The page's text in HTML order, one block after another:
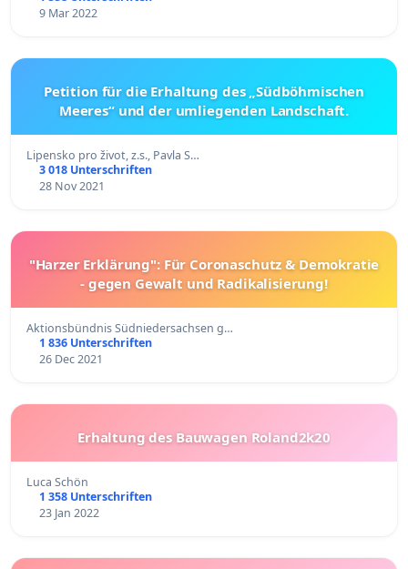
9 Mar 2022
Petition für die Erhaltung des „Südböhmischen
Meeres“ und der umliegenden Landschaft.
Lipensko pro život, z.s., Pavla S…
3 018 Unterschriften
28 Nov 2021
"Harzer Erklärung": Für Coronaschutz & Demokratie
- gegen Gewalt und Radikalisierung!
Aktionsbündnis Südniedersachsen g…
1 836 Unterschriften
26 Dec 2021
Erhaltung des Bauwagen Roland2k20
Luca Schön
1 358 Unterschriften
23 Jan 2022